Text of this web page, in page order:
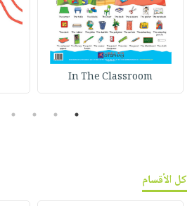
In The Classroom
1
2
3
4
كل الأقسام